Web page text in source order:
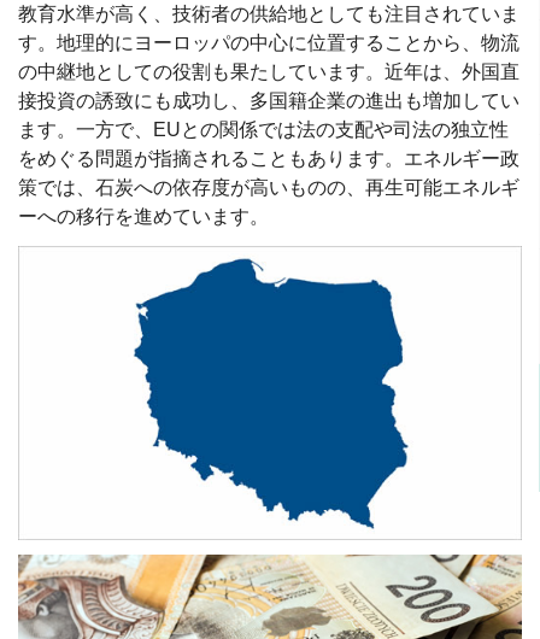
教育水準が高く、技術者の供給地としても注目されていま
す。地理的にヨーロッパの中心に位置することから、物流
の中継地としての役割も果たしています。近年は、外国直
接投資の誘致にも成功し、多国籍企業の進出も増加してい
ます。一方で、EUとの関係では法の支配や司法の独立性
をめぐる問題が指摘されることもあります。エネルギー政
策では、石炭への依存度が高いものの、再生可能エネルギ
ーへの移行を進めています。